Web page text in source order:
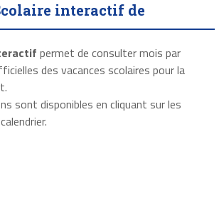
interactif de
permet de consulter mois par
des vacances scolaires pour la
sont disponibles en cliquant sur les